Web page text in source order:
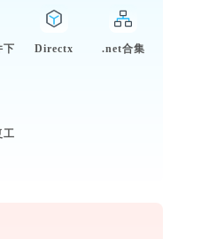
下
Directx .net合集
工